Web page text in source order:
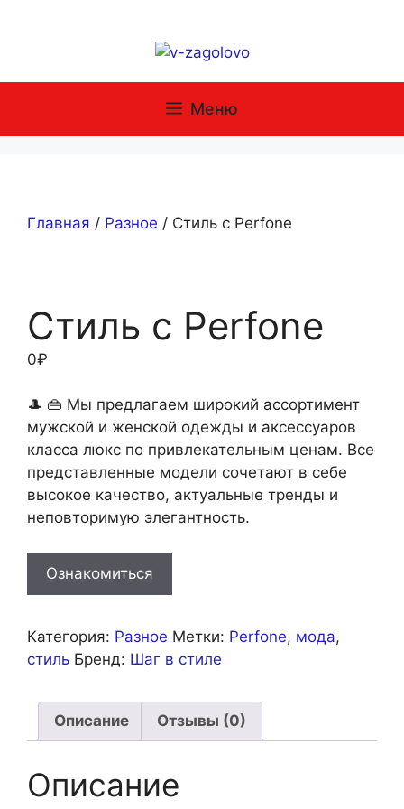
Меню
Главная / Разное / Стиль с Perfone
Стиль с Perfone
0₽
🎩 👜 Мы предлагаем широкий ассортимент
мужской и женской одежды и аксессуаров
класса люкс по привлекательным ценам. Все
представленные модели сочетают в себе
высокое качество, актуальные тренды и
неповторимую элегантность.
Ознакомиться
Категория: Разное Метки: Perfone, мода,
стиль Бренд: Шаг в стиле
Описание Отзывы (0)
Описание